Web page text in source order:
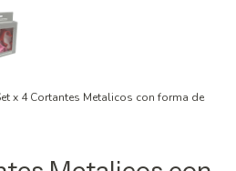
x 4 Cortantes Metalicos con forma de